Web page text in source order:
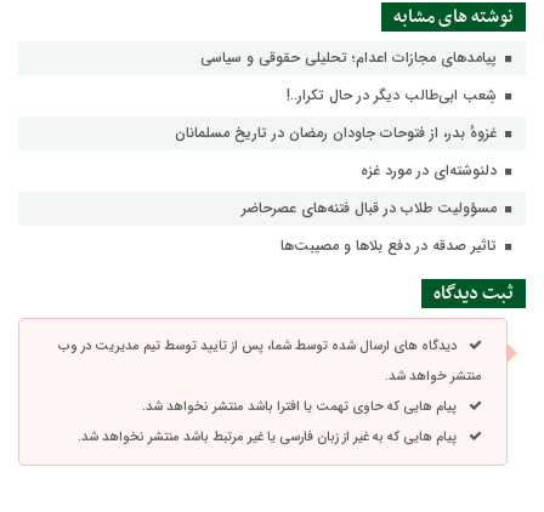
نوشته های مشابه
پيامدهاي مجازات اعدام؛ تحليلي حقوقي و سياسي
شِعب ابی‌طالب دیگر در حال تکرار..!
غزوهٔ بدر، از فتوحات جاودان رمضان در تاریخ مسلمانان
دلنوشته‌ای در مورد غزه
مسؤولیت طلاب در قبال فتنه‌های عصرحاضر
تاثیر صدقه در دفع بلاها و مصیبت‌ها
ثبت دیدگاه
دیدگاه های ارسال شده توسط شما، پس از تایید توسط تیم مدیریت در وب
منتشر خواهد شد.
پیام هایی که حاوی تهمت یا افترا باشد منتشر نخواهد شد.
پیام هایی که به غیر از زبان فارسی یا غیر مرتبط باشد منتشر نخواهد شد.